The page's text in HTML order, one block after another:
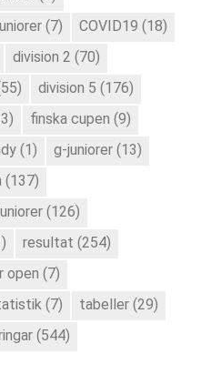
(7) COVID19 (18)
division 2 (70)
division 5 (176)
finska cupen (9)
(1) g-juniorer (13)
(137)
(126)
resultat (254)
open (7)
(7) tabeller (29)
(544)